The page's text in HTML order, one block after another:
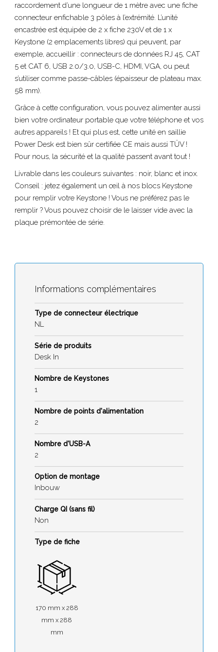
raccordement d’une longueur de 1 mètre avec une fiche
connecteur enfichable 3 pôles à l’extrémité. L’unité
encastrée est équipée de 2 x fiche 230V et de 1 x
Keystone (2 emplacements libres) qui peuvent, par
exemple, accueillir : connecteurs de données RJ 45, CAT
5 et CAT 6, USB 2.0/3.0, USB-C, HDMI, VGA, ou peut
s’utiliser comme passe-câbles (épaisseur de plateau max.
58 mm).
Grâce à cette configuration, vous pouvez alimenter aussi
bien votre ordinateur portable que votre téléphone et vos
autres appareils ! Et qui plus est, cette unité en saillie
Power Desk est bien sûr certifiée CE mais aussi TÜV !
Pour nous, la sécurité et la qualité passent avant tout !
Livrable dans les couleurs suivantes : noir, blanc et inox.
Conseil : jetez également un œil à nos blocs Keystone
pour remplir votre Keystone ! Vous ne préférez pas le
remplir ? Vous pouvez choisir de le laisser vide avec la
plaque prémontée de série.
Informations complémentaires
Type de connecteur électrique
NL
Série de produits
Desk In
Nombre de Keystones
1
Nombre de points d'alimentation
2
Nombre d'USB-A
2
Option de montage
Inbouw
Charge QI (sans fil)
Non
Type de fiche
170 mm x 288
mm x 288
mm